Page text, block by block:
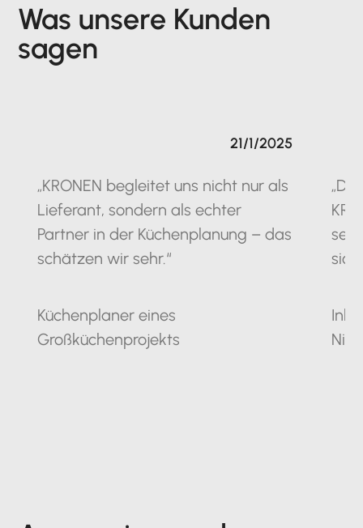
Was unsere Kunden
sagen
„KRONEN begleitet uns nicht nur als
Lieferant, sondern als echter
Partner in der Küchenplanung – das
schätzen wir sehr.“
Küchenplaner eines
Großküchenprojekts
21/1/2025
seit
sich